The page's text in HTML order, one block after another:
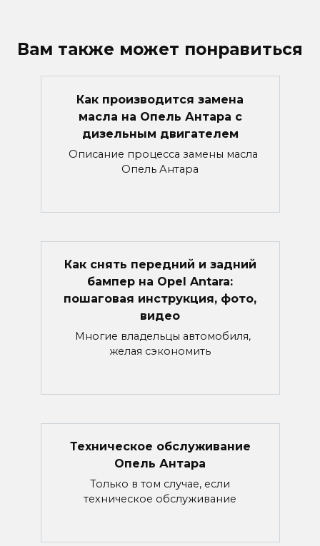
Вам также может понравиться
Как производится замена
масла на Опель Антара с
дизельным двигателем
Описание процесса замены масла
Опель Антара
Как снять передний и задний
бампер на Opel Antara:
пошаговая инструкция, фото,
видео
Многие владельцы автомобиля,
желая сэкономить
Техническое обслуживание
Опель Антара
Только в том случае, если
техническое обслуживание